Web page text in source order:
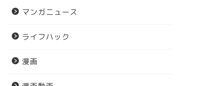
マンガニュース
ライフハック
漫画